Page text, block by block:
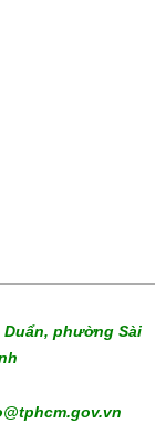
Duẩn, phường Sài